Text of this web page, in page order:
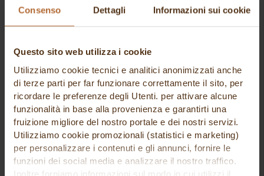
Consenso Dettagli Informazioni sui cookie
Questo sito web utilizza i cookie
Utilizziamo cookie tecnici e analitici anonimizzati anche
di terze parti per far funzionare correttamente il sito, per
ricordare le preferenze degli Utenti. per attivare alcune
funzionalità in base alla provenienza e garantirti una
fruizione migliore del nostro portale e dei nostri servizi.
Utilizziamo cookie promozionali (statistici e marketing)
per personalizzare i contenuti e gli annunci, fornire le
funzioni dei social media e analizzare il nostro traffico.
Inoltre forniamo informazioni sul modo in cui utilizzi il
clips inox per vasetti vetro weck pz 8
5,12 €